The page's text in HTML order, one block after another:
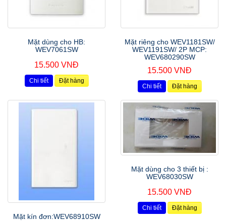
Mặt dùng cho HB:
WEV7061SW
15.500 VNĐ
Chi tiết Đặt hàng
Mặt riêng cho WEV1181SW/
WEV1191SW/ 2P MCP:
WEV680290SW
15.500 VNĐ
Chi tiết Đặt hàng
Mặt kín đơn:WEV68910SW
Mặt dùng cho 3 thiết bị :
WEV68030SW
15.500 VNĐ
Chi tiết Đặt hàng